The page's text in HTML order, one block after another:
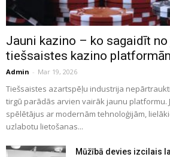
Jauni kazino – ko sagaidīt no
tiešsaistes kazino
Admin - Mar 19, 2026
Tiešsaistes azartspēļu industrija
tirgū parādās arvien vairāk jaunu platformu.
spēlētājus ar modernām tehnoloģijām,
uzlabotu lietošanas...
Mūžībā devies izcilais